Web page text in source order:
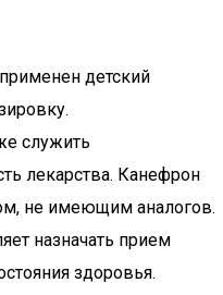
детский
служить
лекарства. Канефрон
не имеющим аналогов.
назначать прием
здоровья.